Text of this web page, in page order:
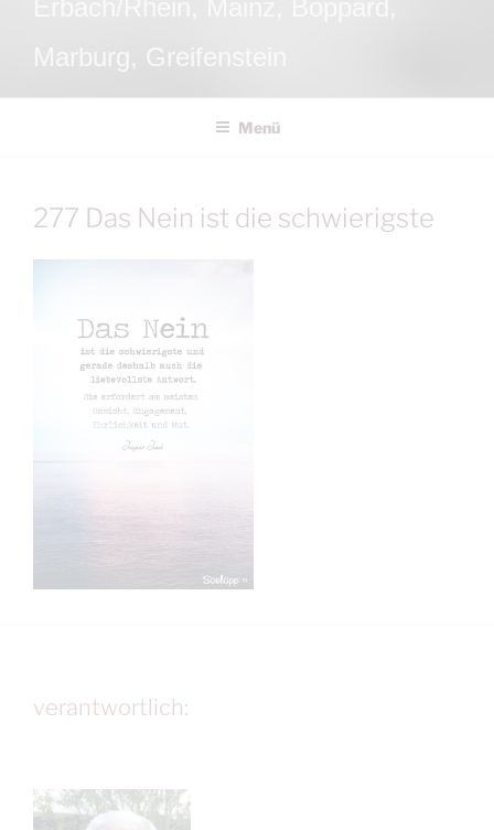
Marburg, Greifenstein
Menü
277 Das Nein ist die schwierigste
verantwortlich: